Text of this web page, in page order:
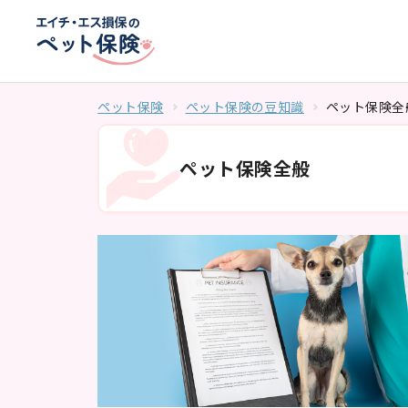
ペット保険 ペット保険の豆知識 ペット保険
ペット保険全般